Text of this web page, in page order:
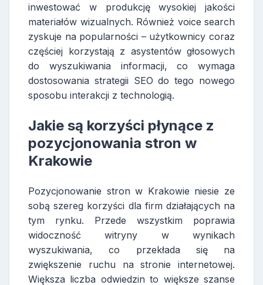
inwestować w produkcję wysokiej jakości
materiałów wizualnych. Również voice search
zyskuje na popularności – użytkownicy coraz
częściej korzystają z asystentów głosowych
do wyszukiwania informacji, co wymaga
dostosowania strategii SEO do tego nowego
sposobu interakcji z technologią.
Jakie są korzyści płynące z
pozycjonowania stron w
Krakowie
Pozycjonowanie stron w Krakowie niesie ze
sobą szereg korzyści dla firm działających na
tym rynku. Przede wszystkim poprawia
widoczność witryny w wynikach
wyszukiwania, co przekłada się na
zwiększenie ruchu na stronie internetowej.
Większa liczba odwiedzin to większe szanse